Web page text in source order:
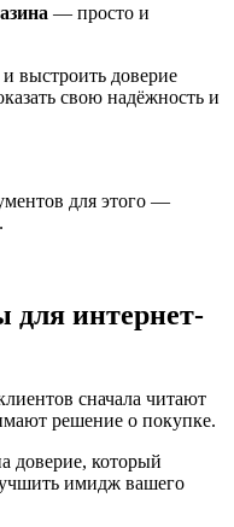
— просто и
выстроить доверие
свою надёжность и
для этого —
интернет-
сначала читают
решение о покупке.
доверие, который
имидж вашего